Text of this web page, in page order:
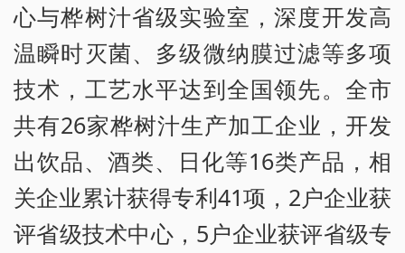
心与桦树汁省级实验室，深度开发高
温瞬时灭菌、多级微纳膜过滤等多项
技术，工艺水平达到全国领先。全市
共有26家桦树汁生产加工企业，开发
出饮品、酒类、日化等16类产品，相
关企业累计获得专利41项，2户企业获
评省级技术中心，5户企业获评省级专